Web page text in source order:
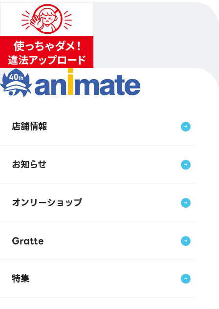
店舗情報
お知らせ
オンリーショップ
Gratte
特集